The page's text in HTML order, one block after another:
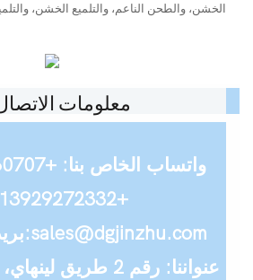
الخشن، والطحن الناعم، والتلميع الخشن،
معلومات الاتصال
+8613929272332
بريدنا الإلكتروني:sales@dgjinzhu.com
عنواننا: رقم 2